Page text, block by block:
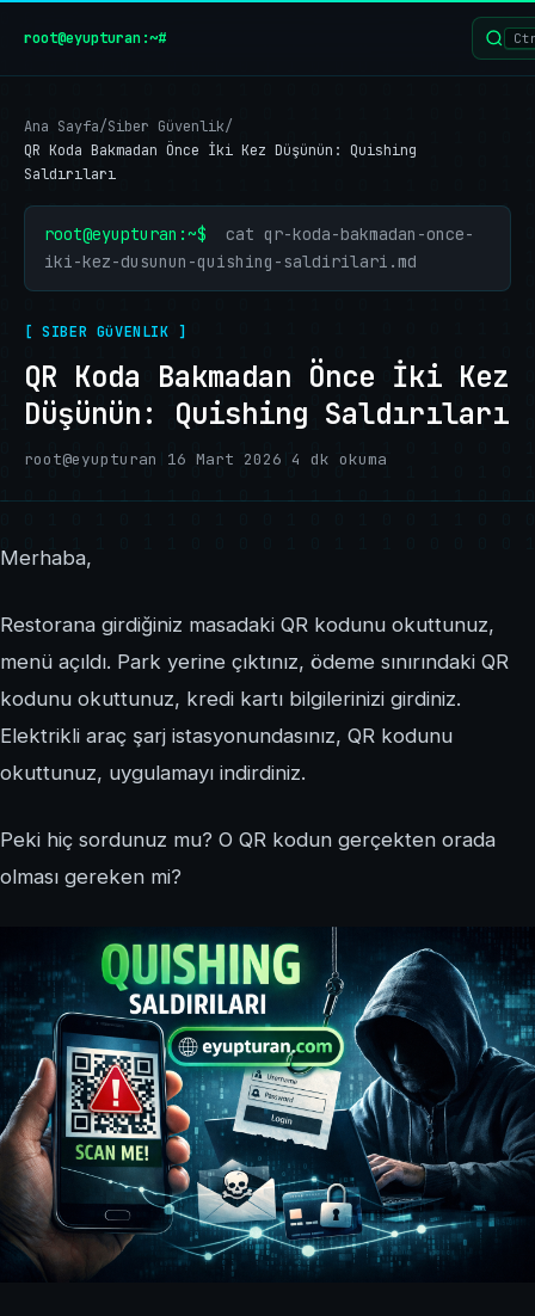
root@eyupturan:~#
Ana Sayfa/Siber Güvenlik/
QR Koda Bakmadan Önce İki Kez Düşünün: Quishing
Saldırıları
root@eyupturan:~$
cat qr-koda-bakmadan-once-
iki-kez-dusunun-quishing-saldirilari.md
[ SIBER GüVENLIK ]
QR Koda Bakmadan Önce İki Kez
Düşünün: Quishing Saldırıları
root@eyupturan 16 Mart 2026 4 dk okuma
Merhaba,
Restorana girdiğiniz masadaki QR kodunu okuttunuz,
menü açıldı. Park yerine çıktınız, ödeme sınırındaki QR
kodunu okuttunuz, kredi kartı bilgilerinizi girdiniz.
Elektrikli araç şarj istasyonundasınız, QR kodunu
okuttunuz, uygulamayı indirdiniz.
Peki hiç sordunuz mu? O QR kodun gerçekten orada
olması gereken mi?